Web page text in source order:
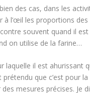
des cas, dans les
à l’œil les proportions
souvent quand il
on utilise de la farine…
laquelle il est ahurissant
prétendu que c’est pour la
mesures précises. Je